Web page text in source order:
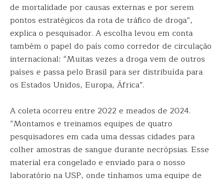
de mortalidade por causas externas e por serem
pontos estratégicos da rota de tráfico de droga”,
explica o pesquisador. A escolha levou em conta
também o papel do país como corredor de circulação
internacional: “Muitas vezes a droga vem de outros
países e passa pelo Brasil para ser distribuída para
os Estados Unidos, Europa, África”.
A coleta ocorreu entre 2022 e meados de 2024.
“Montamos e treinamos equipes de quatro
pesquisadores em cada uma dessas cidades para
colher amostras de sangue durante necrópsias. Esse
material era congelado e enviado para o nosso
laboratório na USP, onde tínhamos uma equipe de